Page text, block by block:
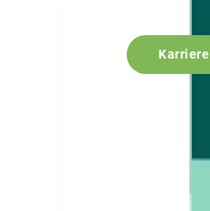
Karriere